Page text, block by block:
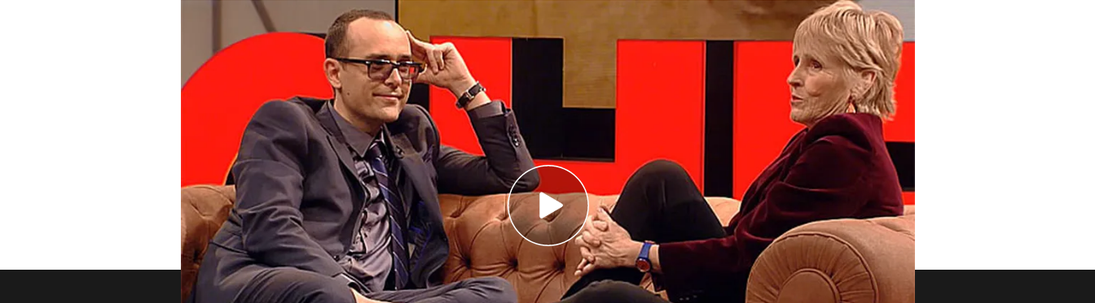
05 MAR 2017 - 22:43h.
Compartir
Disfruta de la entrevista completa de Risto a Mercedes Milá.
TEMAS Chester Temporada 1